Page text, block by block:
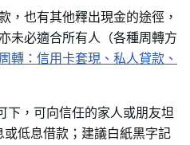
，也有其他釋出現金的途徑，
未必適合所有人（各種周轉方
轉：信用卡套現、私人貸款、
下，可向信任的家人或朋友坦
低息借款；建議白紙黑字記